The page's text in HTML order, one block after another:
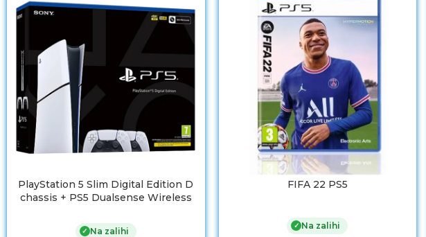
PlayStation 5 Slim Digital Edition D
chassis + PS5 Dualsense Wireless
✓ Na zalihi
FIFA 22 PS5
✓ Na zalihi